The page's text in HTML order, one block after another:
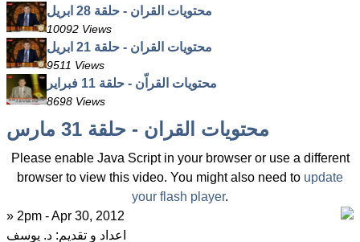
محتويات القران - حلقة 28 ابريل
10092 Views
محتويات القران - حلقة 21 ابريل
9511 Views
محتويات القراّن - حلقة 11 فبراير
8698 Views
محتويات القران - حلقة 31 مارس
Please enable Java Script in your browser or use a different
browser to view this video. You might also need to update
your flash player.
» 2pm - Apr 30, 2012
اعداد و تقديم: د. يوسف